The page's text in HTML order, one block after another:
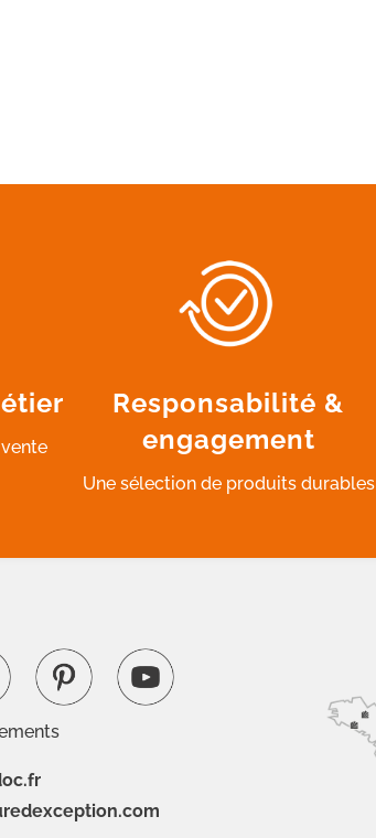
Responsabilité &
engagement
Une sélection de produits durables